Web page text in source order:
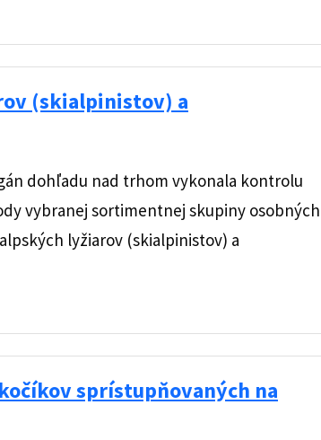
(skialpinistov) a
dohľadu nad trhom vykonala kontrolu
vybranej sortimentnej skupiny osobných
lyžiarov (skialpinistov) a
sprístupňovaných na